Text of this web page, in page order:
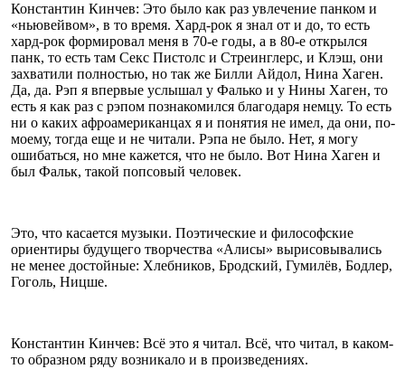
Константин Кинчев: Это было как раз увлечение панком и
«ньювейвом», в то время. Хард-рок я знал от и до, то есть
хард-рок формировал меня в 70-е годы, а в 80-e открылся
панк, то есть там Секс Пистолс и Стреинглерс, и Клэш, они
захватили полностью, но так же Билли Айдол, Нина Хаген.
Да, да. Рэп я впервые услышал у Фалько и у Нины Хаген, то
есть я как раз с рэпом познакомился благодаря немцу. То есть
ни о каких афроамериканцах я и понятия не имел, да они, по-
моему, тогда еще и не читали. Рэпа не было. Нет, я могу
ошибаться, но мне кажется, что не было. Вот Нина Хаген и
был Фальк, такой попсовый человек.
Это, что касается музыки. Поэтические и философские
ориентиры будущего творчества «Алисы» вырисовывались
не менее достойные: Хлебников, Бродский, Гумилёв, Бодлер,
Гоголь, Ницше.
Константин Кинчев: Всё это я читал. Всё, что читал, в каком-
то образном ряду возникало и в произведениях.